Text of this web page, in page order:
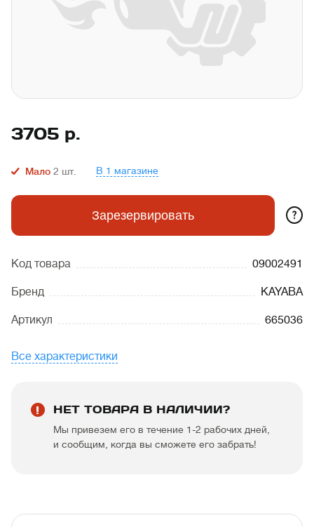
3705 р.
Мало 2 шт. В 1 магазине
Зарезервировать ?
Код товара 09002491
Бренд KAYABA
Артикул 665036
Все характеристики
НЕТ ТОВАРА В НАЛИЧИИ?
Мы привезем его в течение 1-2 рабочих дней,
и сообщим, когда вы сможете его забрать!